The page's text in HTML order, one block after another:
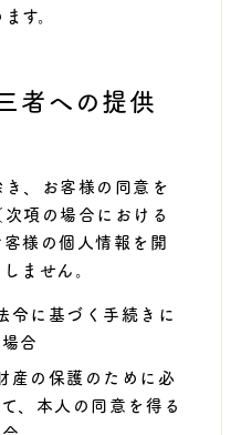
す。
者への提供
、お客様の同意を
項の場合における
様の個人情報を開
ません。
令に基づく手続きに
合
産の保護のために必
、本人の同意を得る